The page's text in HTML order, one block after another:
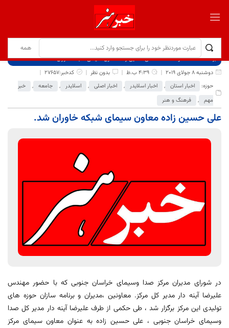
برگ نخست نوشته‌ها
علی حسین زاده معاون سیمای شبکه خاوران شد.
دوشنبه 8 جولای 2019
4:39 ب.ظ بدون نظر
کدخبر:27657
حوزه:
اخبار استان , اخبار اسلایدر , اخبار اصلی , اسلایدر , جامعه ,
خبر
مهم , فرهنگ و هنر
علی حسین زاده معاون سیمای شبکه خاوران شد.
در شورای مدیران مرکز صدا وسیمای خراسان جنوبی که با حضور مهندس
علیرضا آینه دار مدیر کل مرکز. معاونین ،مدیران و برنامه سازان حوزه های
تولیدی این مرکز برگزار شد ، طی حکمی از طرف علیرضا آینه دار مدیر کل صدا
وسیمای خراسان جنوبی ، علی حسین زاده به عنوان معاون سیمای مرکز